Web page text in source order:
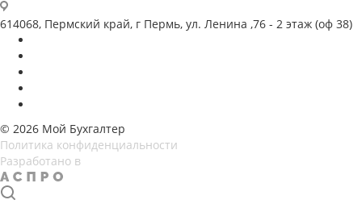
614068, Пермский край, г Пермь, ул. Ленина ,76 - 2 этаж (оф 38)
© 2026 Мой Бухгалтер
Политика конфиденциальности
Разработано в